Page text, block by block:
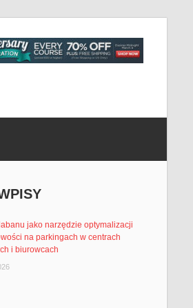
jako narzędzie optymalizacji
na parkingach w centrach
i biurowcach